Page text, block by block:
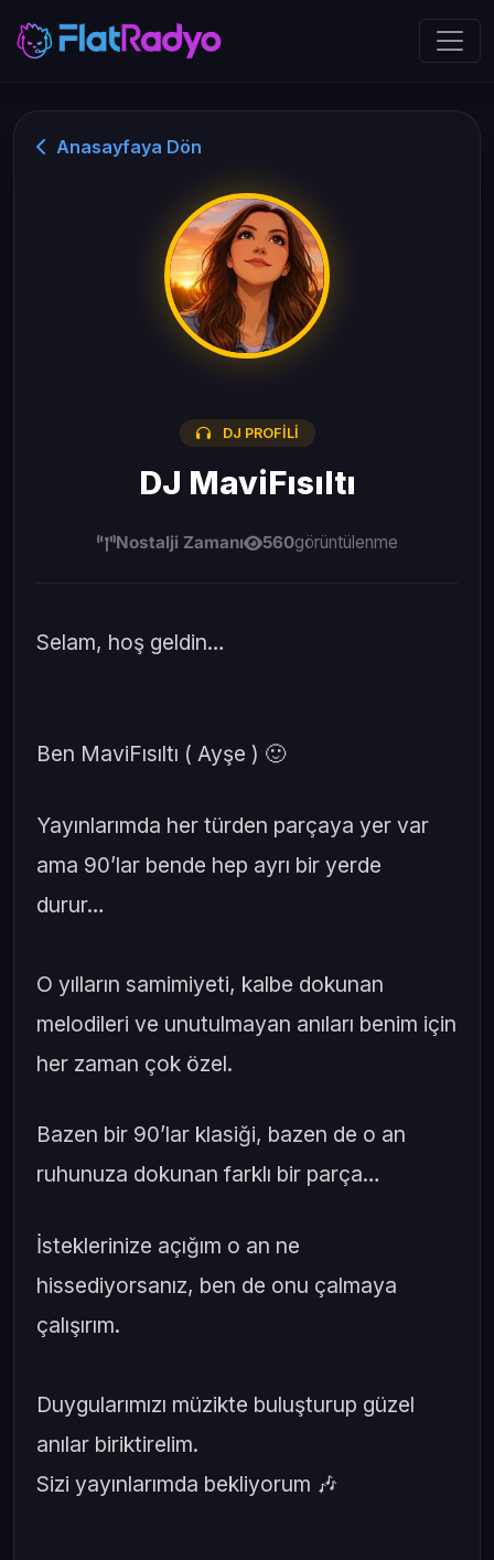
Anasayfaya Dön
DJ PROFILI
DJ MaviFısıltı
Nostalji Zamanı 560görüntülenme
Selam, hoş geldin…
Ben MaviFısıltı ( Ayşe ) 🙂
Yayınlarımda her türden parçaya yer var
ama 90’lar bende hep ayrı bir yerde
durur…
O yılların samimiyeti, kalbe dokunan
melodileri ve unutulmayan anıları benim için
her zaman çok özel.
Bazen bir 90’lar klasiği, bazen de o an
ruhunuza dokunan farklı bir parça…
İsteklerinize açığım o an ne
hissediyorsanız, ben de onu çalmaya
çalışırım.
Duygularımızı müzikte buluşturup güzel
anılar biriktirelim.
Sizi yayınlarımda bekliyorum 🎶